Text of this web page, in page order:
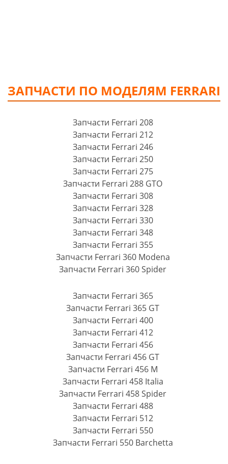
ЗАПЧАСТИ ПО МОДЕЛЯМ FERRARI
Запчасти Ferrari 208
Запчасти Ferrari 212
Запчасти Ferrari 246
Запчасти Ferrari 250
Запчасти Ferrari 275
Запчасти Ferrari 288 GTO
Запчасти Ferrari 308
Запчасти Ferrari 328
Запчасти Ferrari 330
Запчасти Ferrari 348
Запчасти Ferrari 355
Запчасти Ferrari 360 Modena
Запчасти Ferrari 360 Spider
Запчасти Ferrari 365
Запчасти Ferrari 365 GT
Запчасти Ferrari 400
Запчасти Ferrari 412
Запчасти Ferrari 456
Запчасти Ferrari 456 GT
Запчасти Ferrari 456 M
Запчасти Ferrari 458 Italia
Запчасти Ferrari 458 Spider
Запчасти Ferrari 488
Запчасти Ferrari 512
Запчасти Ferrari 550
Запчасти Ferrari 550 Barchetta